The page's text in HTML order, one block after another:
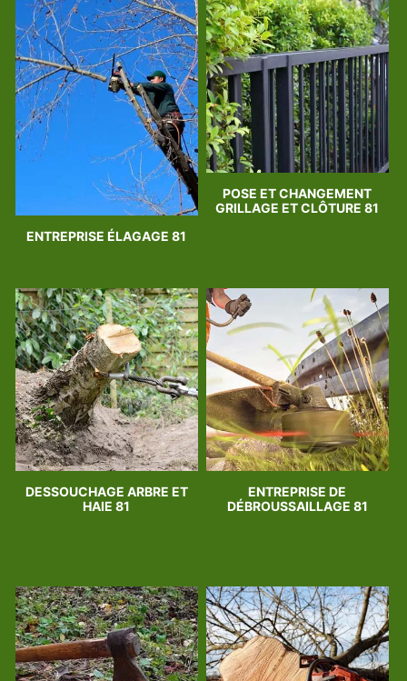
ENTREPRISE ÉLAGAGE 81
POSE ET CHANGEMENT
GRILLAGE ET CLÔTURE 81
DESSOUCHAGE ARBRE ET
HAIE 81
ENTREPRISE DE
DÉBROUSSAILLAGE 81